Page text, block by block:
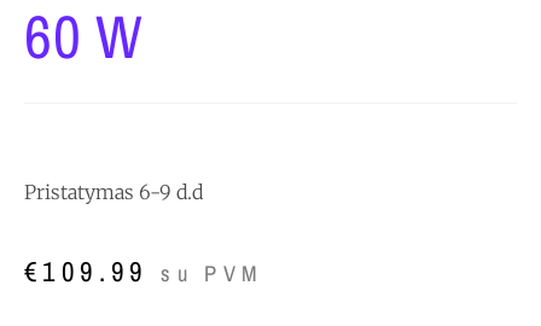
60 W
Pristatymas 6-9 d.d
€109.99 su PVM